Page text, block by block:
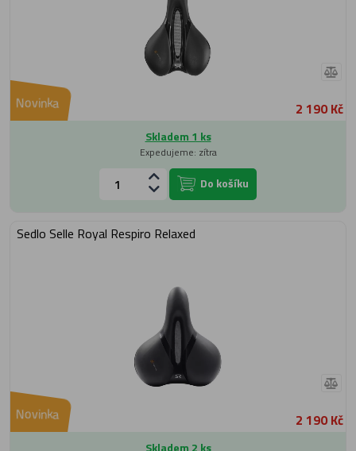
Novinka 2 190 Kč
Skladem 1 ks
Expedujeme: zítra
Do košíku
Sedlo Selle Royal Respiro Relaxed
Novinka 2 190 Kč
Skladem 2 ks